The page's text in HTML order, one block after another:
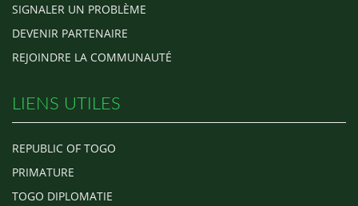
SIGNALER UN PROBLÈME
DEVENIR PARTENAIRE
REJOINDRE LA COMMUNAUTÉ
LIENS UTILES
REPUBLIC OF TOGO
PRIMATURE
TOGO DIPLOMATIE